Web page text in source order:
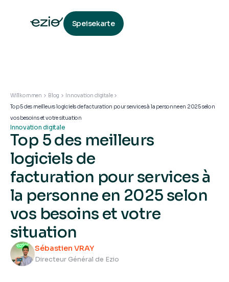
Speisekarte
Willkommen Blog
Innovation digitale
Top 5 des meilleurs logiciels de facturation pour services à la personne en 2025 selon
vos besoins et votre situation
Innovation digitale
Top 5 des meilleurs
logiciels de
facturation pour services à
la personne en 2025 selon
vos besoins et votre
situation
Sébastien VRAY
Directeur Général de Ezio